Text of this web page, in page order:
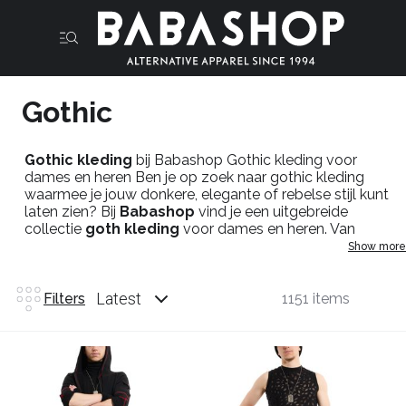
Gothic
Gothic kleding bij Babashop Gothic kleding voor
dames en heren Ben je op zoek naar gothic kleding
waarmee je jouw donkere, elegante of rebelse stijl kunt
laten zien? Bij Babashop vind je een uitgebreide
collectie goth kleding voor dames en heren. Van
sierlijke jurken en rokken tot stoere broeken, tops, jassen,
dan alleen een kledingstijl. De stijl is ontstaan vanuit de
donkere muziek- en subcultuur en groeide uit tot een
details en individualiteit. Zwart vormt vaak de basis, maar
ook donkerpaars, bordeauxrood, fluweel, kant, leerlook
en metalen accenten komen veel terug in gothic mode.
Goth kleding voor verschillende stijlen Binnen gothic
Show more
Filters Latest 1151 items